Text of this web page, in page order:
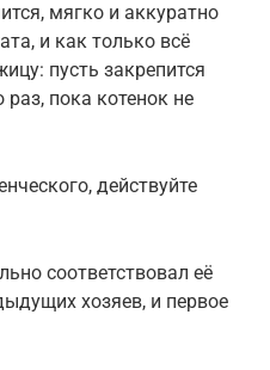
мягко и аккуратно
и как только всё
пусть закрепится
пока котенок не
действуйте
соответствовал её
хозяев, и первое